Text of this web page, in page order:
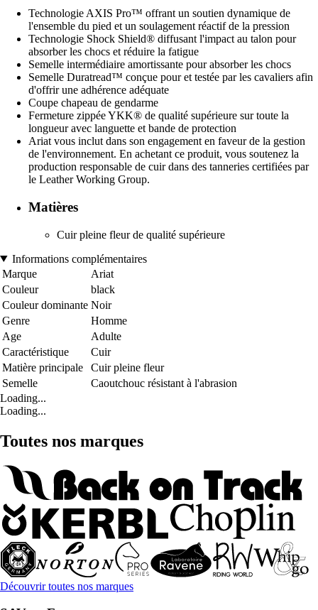
Technologie AXIS Pro™ offrant un soutien dynamique de
l'ensemble du pied et un soulagement réactif de la pression
Technologie Shock Shield® diffusant l'impact au talon pour
absorber les chocs et réduire la fatigue
Semelle intermédiaire amortissante pour absorber les chocs
Semelle Duratread™ conçue pour et testée par les cavaliers afin
d'offrir une adhérence adéquate
Coupe chapeau de gendarme
Fermeture zippée YKK® de qualité supérieure sur toute la
longueur avec languette et bande de protection
Ariat vous inclut dans son engagement en faveur de la gestion
de l'environnement. En achetant ce produit, vous soutenez la
production responsable de cuir dans des tanneries certifiées par
le Leather Working Group.
Matières
Cuir pleine fleur de qualité supérieure
Informations complémentaires
Marque
Ariat
Couleur
black
Couleur dominante Noir
Genre
Homme
Age
Adulte
Caractéristique
Cuir
Matière principale
Cuir pleine fleur
Semelle
Caoutchouc résistant à l'abrasion
Loading...
Loading...
Toutes nos marques
Découvrir toutes nos marques